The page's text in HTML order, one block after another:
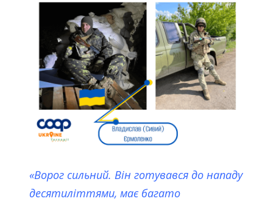
«Ворог сильний. Він готувався до нападу
десятиліттями, має багато